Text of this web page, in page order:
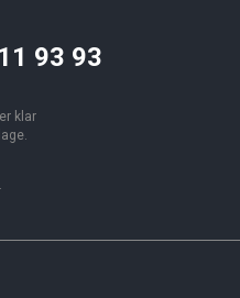
93 93
klar